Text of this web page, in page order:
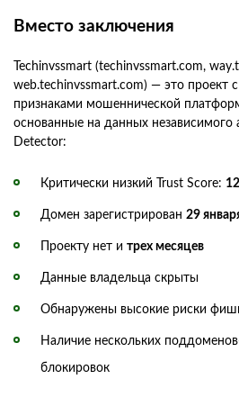
Вместо заключения
Techinvssmart (techinvssmart.com,
web.techinvssmart.com) — это проект
признаками мошеннической
основанные на данных независимого
Detector:
Критически низкий Trust Score:
Домен зарегистрирован 29
Проекту нет и трех месяцев
Данные владельца скрыты
Обнаружены высокие риски
Наличие нескольких
блокировок